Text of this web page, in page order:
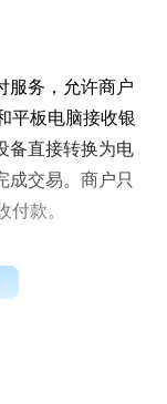
服务，允许商户
平板电脑接收银
备直接转换为电
成交易。商户只
款。